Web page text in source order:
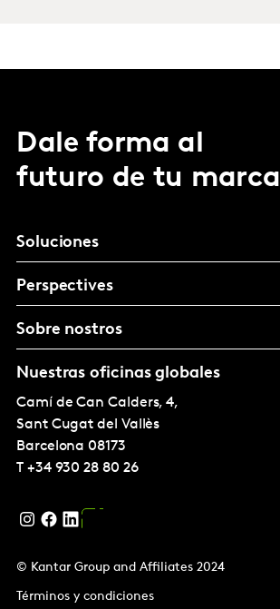
Dale forma al
futuro de tu marca
Soluciones
Perspectives
Sobre nostros
Nuestras oficinas globales
Camí de Can Calders, 4,
Sant Cugat del Vallès
Barcelona 08173
T +34 930 28 80 26
© Kantar Group and Affiliates 2024
Términos y condiciones